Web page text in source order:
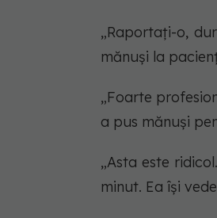
„Raportați-o,
mănuși la
„Foarte
a pus mănuși
„Asta este
minut. Ea își